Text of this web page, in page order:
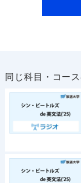
同じ科目・コー